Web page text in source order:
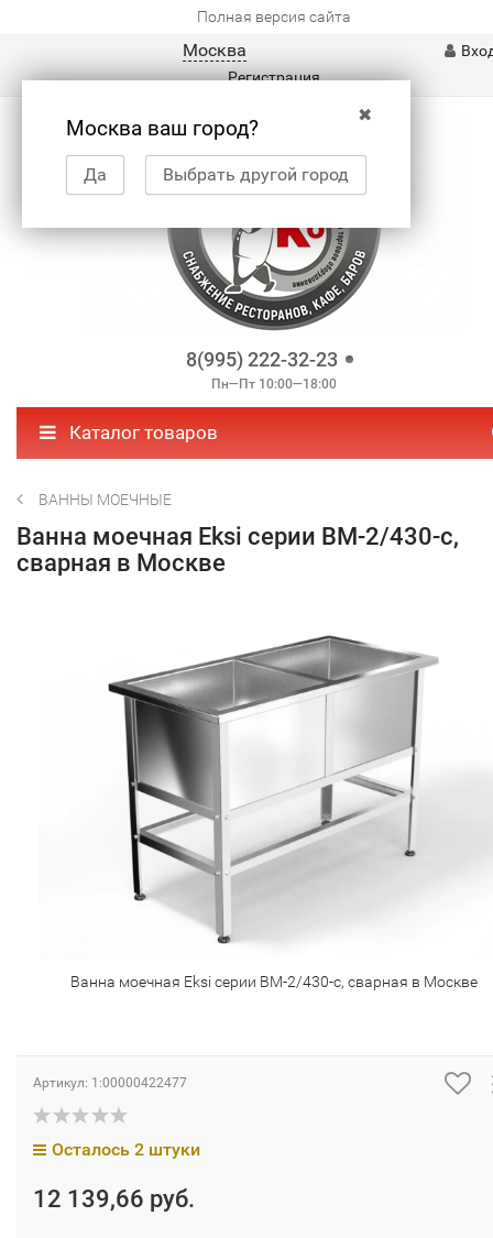
Полная версия сайта
Москва
✖
Москва ваш город?
Да Выбрать другой город
Регистрация
8(995) 222-32-23
Пн—Пт 10:00—18:00
Каталог товаров
ВАННЫ МОЕЧНЫЕ
Ванна моечная Eksi серии ВМ-2/430-c,
сварная в Москве
Ванна моечная Eksi серии ВМ-2/430-c, сварная в Москве
Артикул: 1:00000422477
Осталось 2 штуки
12 139,66 руб.